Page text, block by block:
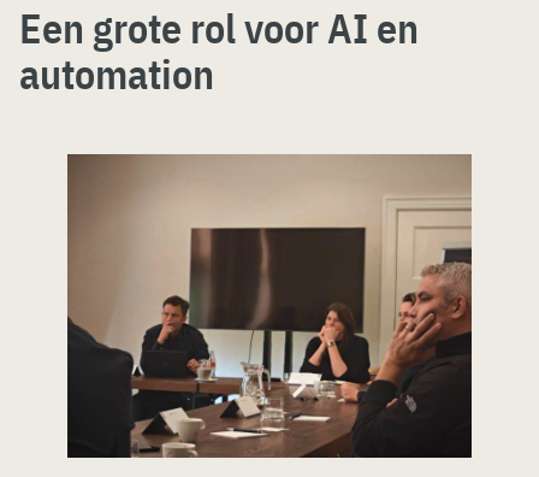
Een grote rol voor AI en
automation